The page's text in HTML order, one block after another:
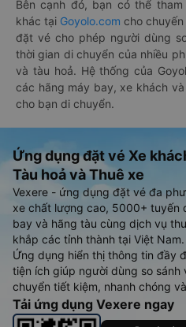
Bên cạnh đó, bạn có thể
khác tại Goyolo.com cho
đặt vé cho phép người dùng
thời gian di chuyển của nhiều
và tàu hoả. Hệ thống của
các hãng máy bay, xe khách
cho bạn di chuyển.
Ứng dụng đặt vé Xe
Tàu hoả và Thuê xe
Vexere - ứng dụng đặt vé đa
xe chất lượng cao, 5000+ tuyến
bay và hãng tàu cùng dịch vụ
khắp các tỉnh thành tại Việt Nam.
Ứng dụng hiển thị thông tin đầy
tiện ích giúp người dùng so
chuyển tiết kiệm, nhanh chóng
Tải ứng dụng Vexere ngay